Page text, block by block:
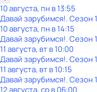
10 августа, пн в 13:55
Давай зарубимся!. Сезон 1
10 августа, пн в 14:15
Давай зарубимся!. Сезон 1
11 августа, вт в 10:00
Давай зарубимся!. Сезон 1
11 августа, вт в 10:15
Давай зарубимся!. Сезон 1
12 августа, ср в 06:00